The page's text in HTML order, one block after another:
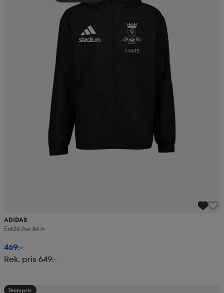
ADIDAS
Ent26 Aw Jkt Jr
469:-
Rek. pris 649:-
Teampris